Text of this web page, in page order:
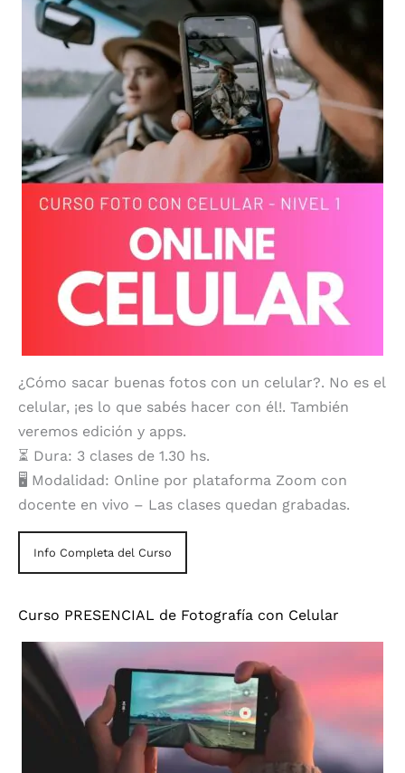
¿Cómo sacar buenas fotos con un celular?. No es el
celular, ¡es lo que sabés hacer con él!. También
veremos edición y apps.
⏳ Dura: 3 clases de 1.30 hs.
🖥️ Modalidad: Online por plataforma Zoom con
docente en vivo – Las clases quedan grabadas.
Info Completa del Curso
Curso PRESENCIAL de Fotografía con Celular